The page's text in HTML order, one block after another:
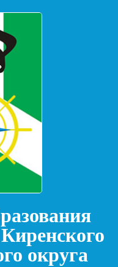
округа